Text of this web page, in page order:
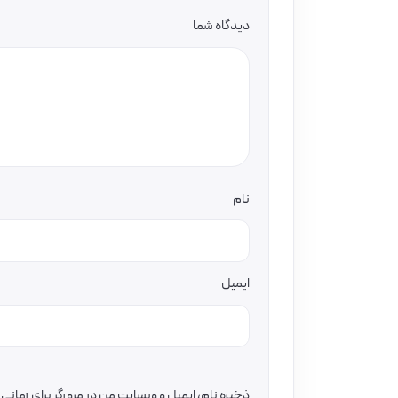
دیدگاه شما
نام
ایمیل